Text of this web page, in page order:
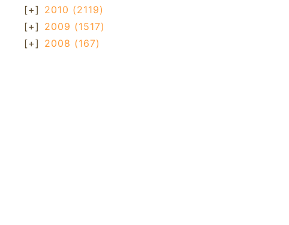
[+] 2010 (2119)
[+] 2009 (1517)
[+] 2008 (167)